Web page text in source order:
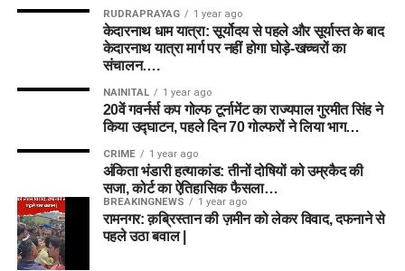
RUDRAPRAYAG 1 year ago
केदारनाथ धाम यात्रा: सूर्योदय से पहले और सूर्यास्त के बाद
केदारनाथ यात्रा मार्ग पर नहीं होगा घोड़े-खच्चरों का
संचालन….
NAINITAL 1 year ago
20वें गवर्नर्स कप गोल्फ टूर्नामेंट का राज्यपाल गुरमीत सिंह ने
किया उद्घाटन, पहले दिन 70 गोल्फरों ने लिया भाग…
CRIME 1 year ago
अंकिता भंडारी हत्याकांड: तीनों दोषियों को उम्रकैद की
सजा, कोर्ट का ऐतिहासिक फैसला…
BREAKINGNEWS 1 year ago
रामनगर: क़ब्रिस्तान की ज़मीन को लेकर विवाद, दफनाने से
पहले उठा बवाल |